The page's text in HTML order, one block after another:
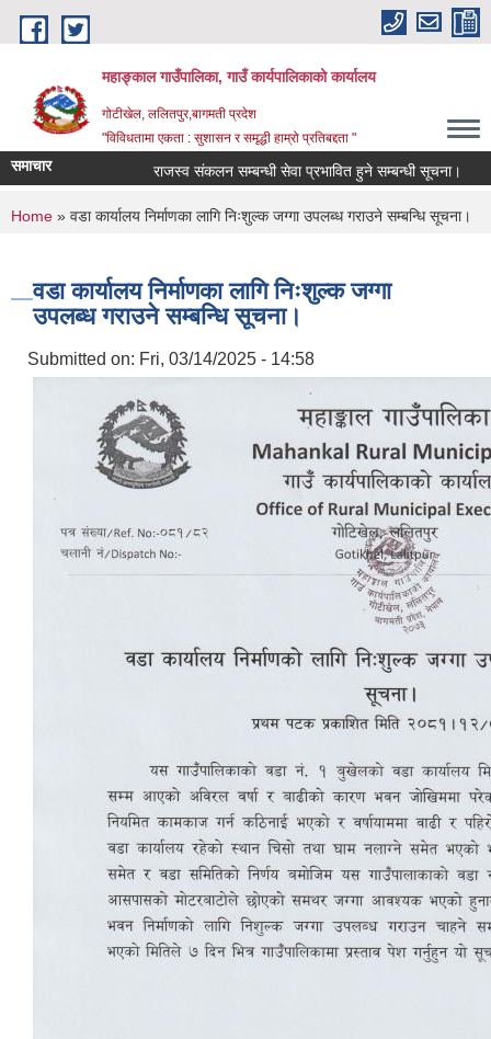
Skip to main content
महाङ्काल गाउँपालिका, गाउँ कार्यपालिकाको कार्यालय
गोटीखेल, ललितपुर,बागमती प्रदेश
"विविधतामा एकता : सुशासन र समृद्धी हाम्रो प्रतिबद्दता "
समाचार राजस्व संकलन सम्बन्धी सेवा प्रभावित हुने सम्बन्धी सूचना।
You are here
Home » वडा कार्यालय निर्माणका लागि निःशुल्क जग्गा उपलब्ध गराउने सम्बन्धि सूचना।
वडा कार्यालय निर्माणका लागि निःशुल्क जग्गा
उपलब्ध गराउने सम्बन्धि सूचना।
Submitted on: Fri, 03/14/2025 - 14:58